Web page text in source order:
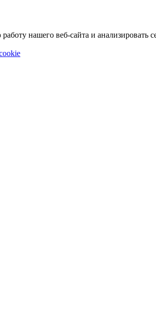
нашего веб-сайта и анализировать